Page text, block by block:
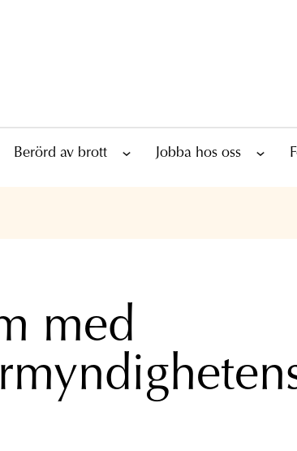
Berörd av brott Jobba hos oss
med